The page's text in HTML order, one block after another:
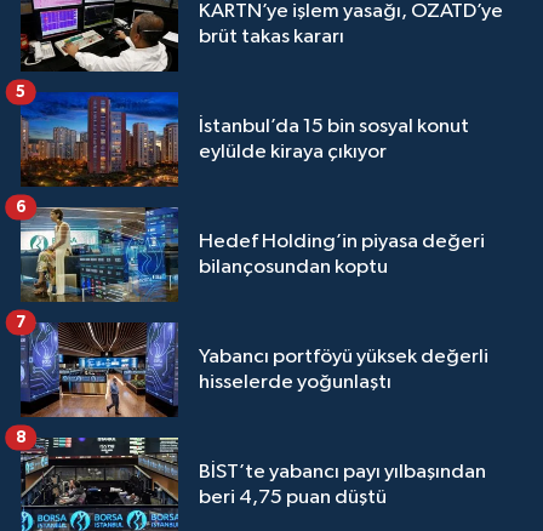
KARTN’ye işlem yasağı, OZATD’ye
brüt takas kararı
İstanbul’da 15 bin sosyal konut
eylülde kiraya çıkıyor
5
Hedef Holding’in piyasa değeri
bilançosundan koptu
6
Yabancı portföyü yüksek değerli
hisselerde yoğunlaştı
7
BİST’te yabancı payı yılbaşından
beri 4,75 puan düştü
8